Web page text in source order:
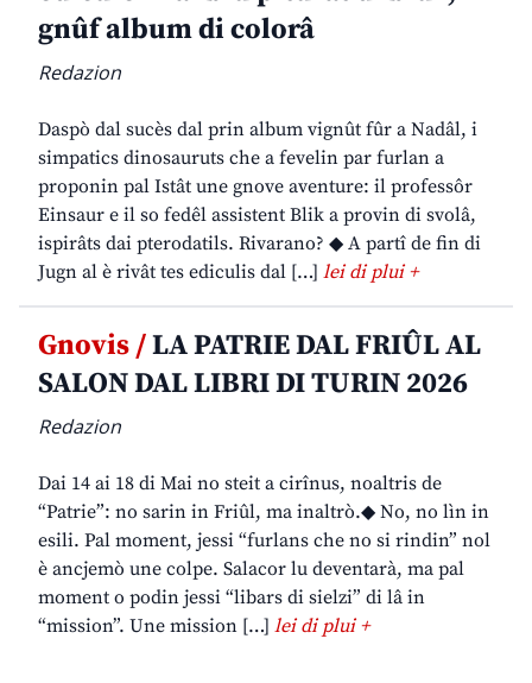
gnûf album di colorâ
Redazion
Daspò dal sucès dal prin album vignût fûr a Nadâl, i
simpatics dinosauruts che a fevelin par furlan a
proponin pal Istât une gnove aventure: il professôr
Einsaur e il so fedêl assistent Blik a provin di svolâ,
ispirâts dai pterodatils. Rivarano? ◆ A partî de fin di
Jugn al è rivât tes ediculis dal […] lei di plui +
Gnovis /LA PATRIE DAL FRIÛL AL
SALON DAL LIBRI DI TURIN 2026
Redazion
Dai 14 ai 18 di Mai no steit a cirînus, noaltris de
“Patrie”: no sarin in Friûl, ma inaltrò.◆ No, no lìn in
esili. Pal moment, jessi “furlans che no si rindin” nol
è ancjemò une colpe. Salacor lu deventarà, ma pal
moment o podin jessi “libars di sielzi” di lâ in
“mission”. Une mission […] lei di plui +